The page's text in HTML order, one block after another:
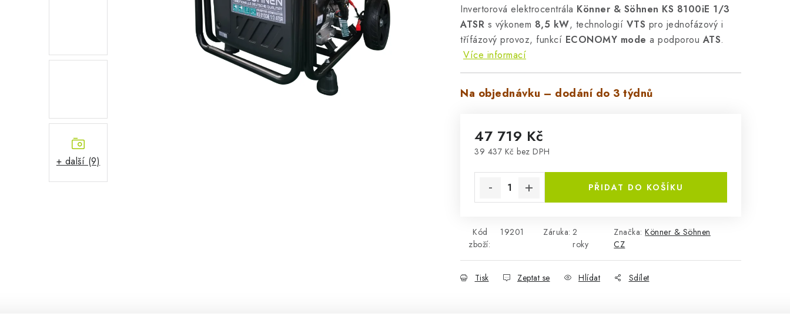
+ další (9)
Invertorová elektrocentrála Könner & Söhnen KS 8100iE 1/3
ATSR s výkonem 8,5 kW, technologií VTS pro jednofázový i
třífázový provoz, funkcí ECONOMY mode a podporou ATS.
Více informací
Na objednávku – dodání do 3 týdnů
47 719 Kč
39 437 Kč bez DPH
PŘIDAT DO KOŠÍKU
Kód
zboží:
19201 Záruka: 2
roky
Značka:Könner & Söhnen
CZ
Tisk Zeptat se Hlídat Sdílet